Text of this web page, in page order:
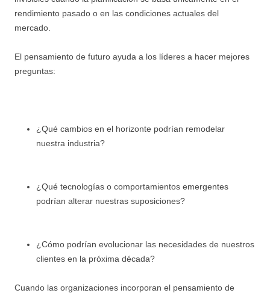
rendimiento pasado o en las condiciones actuales del
mercado.
El pensamiento de futuro ayuda a los líderes a hacer mejores
preguntas:
¿Qué cambios en el horizonte podrían remodelar
nuestra industria?
¿Qué tecnologías o comportamientos emergentes
podrían alterar nuestras suposiciones?
¿Cómo podrían evolucionar las necesidades de nuestros
clientes en la próxima década?
Cuando las organizaciones incorporan el pensamiento de